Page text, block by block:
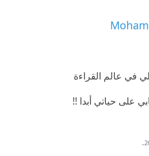
لي في عالم القراءة
على حياتي أبدا !!
.